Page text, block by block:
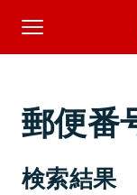
郵便番
検索結果